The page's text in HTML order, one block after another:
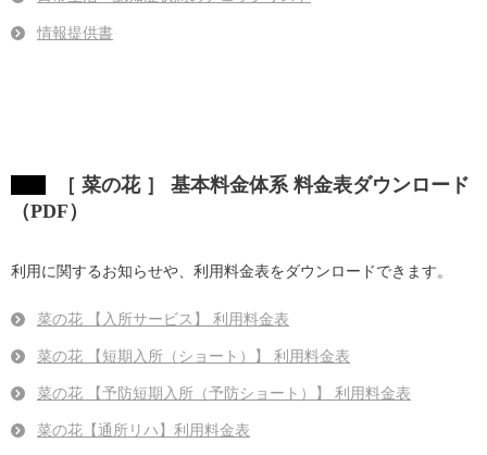
情報提供書
［ 菜の花 ］ 基本料金体系 料金表ダウンロード
（PDF）
利用に関するお知らせや、利用料金表をダウンロードできます。
菜の花 【入所サービス】 利用料金表
菜の花 【短期入所（ショート）】 利用料金表
菜の花 【予防短期入所（予防ショート）】 利用料金表
菜の花【通所リハ】利用料金表